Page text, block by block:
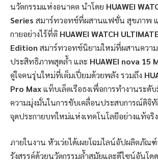
นวัตกรรมแห่งอนาคต นำโดย HUAWEI
Series สมาร์ทวอทช์ที่ผสานแฟชั่น สุขภาพ แ
กายอย่างไร้ที่ติ HUAWEI WATCH
Edition สมาร์ทวอทช์นิยามใหม่ที่ผสานควา
ประสิทธิภาพสุดล้ำ และ HUAWEI nova 15
คู่ใจคนรุ่นใหม่ที่เต็มเปี่ยมด้วยพลัง รวมถึง
Pro Maxแท็บเล็ตเรือธงเพื่อการทำงานระดั
ความมุ่งมั่นในการขับเคลื่อนประสบการณ์ดิจิ
จุดประกายบทใหม่แห่งเทคโนโลยีอย่างแท้จริง
ภายในงาน หัวเว่ยได้เผยโฉมไลน์อัปผลิตภัณ
รังสรรค์ด้วยนวัตกรรมล้ำสมัยและดีไซน์อันโด